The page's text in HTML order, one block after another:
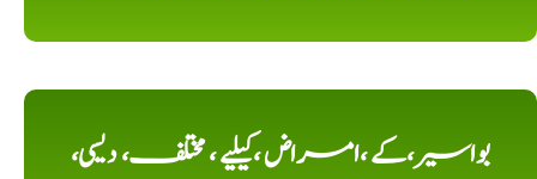
بواسیر،کے ،امراض ،کیلیے ، مختلف، دیسی،